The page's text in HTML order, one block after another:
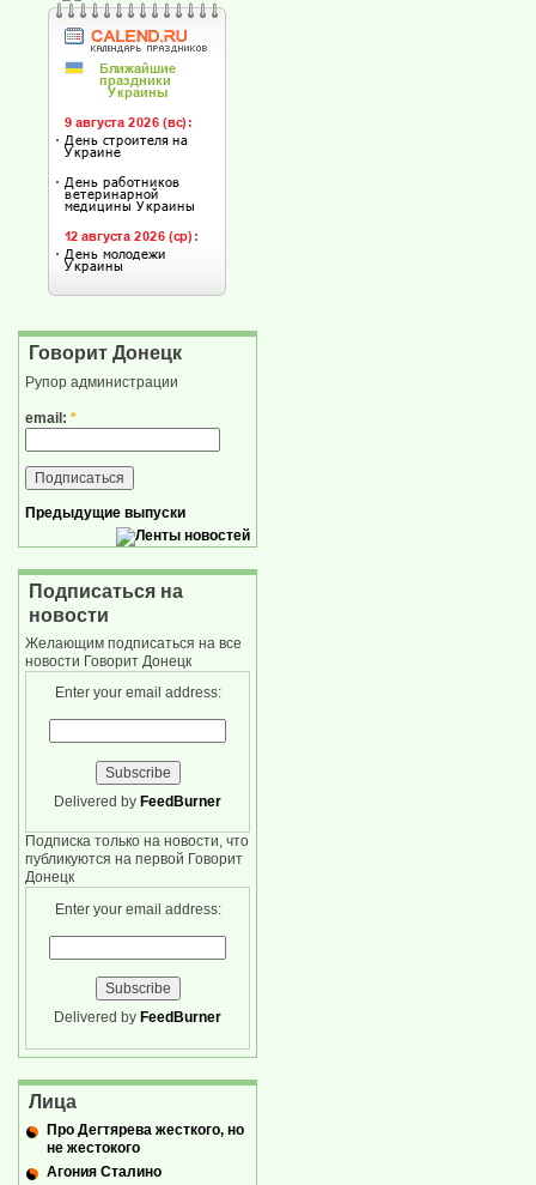
Говорит Донецк
Рупор администрации
email: *
Предыдущие выпуски
Подписаться на
новости
Желающим подписаться на все
новости Говорит Донецк
Enter your email address:
Delivered by FeedBurner
Подписка только на новости, что
публикуются на первой Говорит
Донецк
Enter your email address:
Delivered by FeedBurner
Лица
Про Дегтярева жесткого, но
не жестокого
Агония Сталино